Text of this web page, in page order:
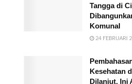
Tangga di
Komunal
24 FEBRUARI
Kesehatan
Dilanjut, Ini